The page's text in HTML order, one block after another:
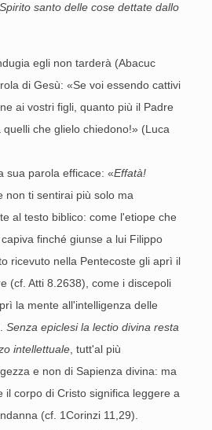
santo delle cose dettate dallo
egli non tarderà (Abacuc
di Gesù: «Se voi essendo cattivi
ai vostri figli, quanto più il Padre
che glielo chiedono!» (Luca
sua parola efficace: «Effatà!
non ti sentirai più solo ma
al testo biblico: come l'etiope che
finché giunse a lui Filippo
ricevuto nella Pentecoste gli aprì il
(cf. Atti 8.2638), come i discepoli
la mente all'intelligenza delle
Senza epiclesi la lectio divina resta
intellettuale , tutt'al più
e non di Sapienza divina: ma
il corpo di Cristo significa leggere a
(cf. 1Corinzi 11,29).